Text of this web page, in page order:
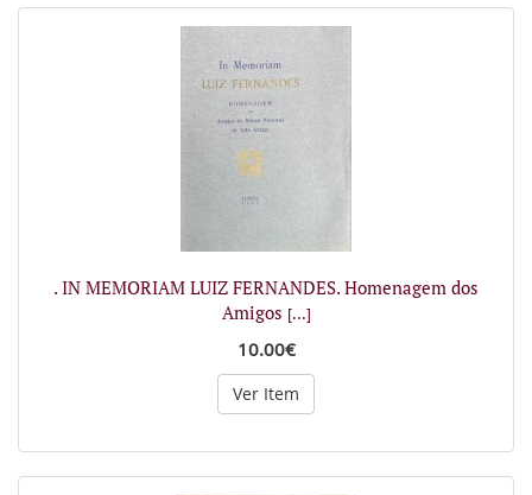
. IN MEMORIAM LUIZ FERNANDES. Homenagem dos
Amigos [...]
10.00€
Ver Item